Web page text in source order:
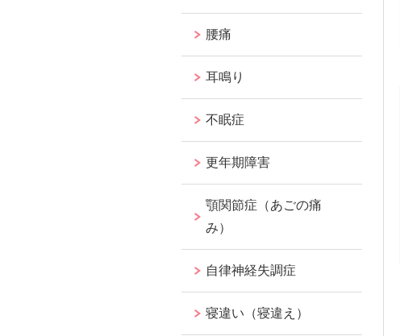
腰痛
耳鳴り
不眠症
更年期障害
顎関節症（あごの痛
み）
自律神経失調症
寝違い（寝違え）